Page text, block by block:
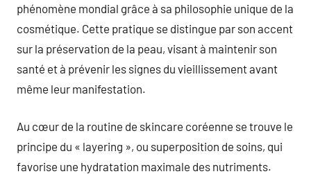
phénomène mondial grâce à sa philosophie unique de la
cosmétique. Cette pratique se distingue par son accent
sur la préservation de la peau, visant à maintenir son
santé et à prévenir les signes du vieillissement avant
même leur manifestation.
Au cœur de la routine de skincare coréenne se trouve le
principe du « layering », ou superposition de soins, qui
favorise une hydratation maximale des nutriments.